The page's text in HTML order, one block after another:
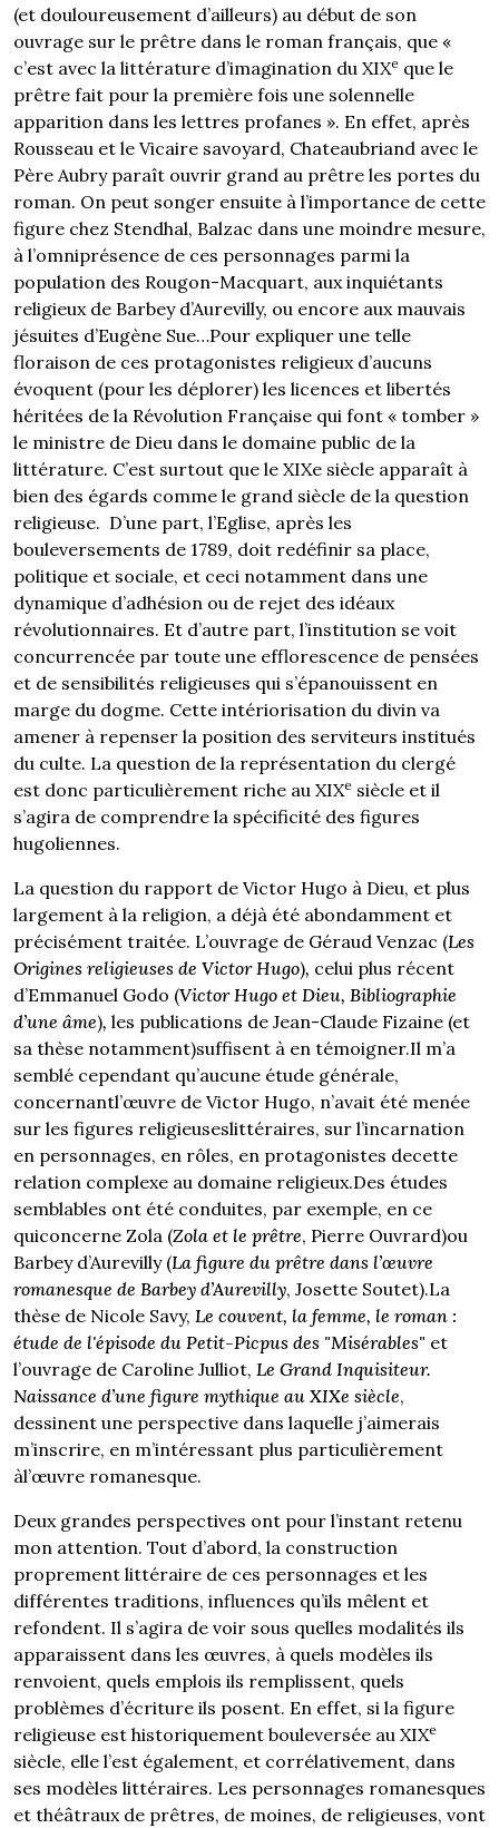
(et douloureusement d’ailleurs) au début de son
ouvrage sur le prêtre dans le roman français, que «
c’est avec la littérature d’imagination du XIXe que le
prêtre fait pour la première fois une solennelle
apparition dans les lettres profanes ». En effet, après
Rousseau et le Vicaire savoyard, Chateaubriand avec le
Père Aubry paraît ouvrir grand au prêtre les portes du
roman. On peut songer ensuite à l’importance de cette
figure chez Stendhal, Balzac dans une moindre mesure,
à l’omniprésence de ces personnages parmi la
population des Rougon-Macquart, aux inquiétants
religieux de Barbey d’Aurevilly, ou encore aux mauvais
jésuites d’Eugène Sue…Pour expliquer une telle
floraison de ces protagonistes religieux d’aucuns
évoquent (pour les déplorer) les licences et libertés
héritées de la Révolution Française qui font « tomber »
le ministre de Dieu dans le domaine public de la
littérature. C’est surtout que le XIXe siècle apparaît à
bien des égards comme le grand siècle de la question
religieuse. D’une part, l’Eglise, après les
bouleversements de 1789, doit redéfinir sa place,
politique et sociale, et ceci notamment dans une
dynamique d’adhésion ou de rejet des idéaux
révolutionnaires. Et d’autre part, l’institution se voit
concurrencée par toute une efflorescence de pensées
et de sensibilités religieuses qui s’épanouissent en
marge du dogme. Cette intériorisation du divin va
amener à repenser la position des serviteurs institués
du culte. La question de la représentation du clergé
est donc particulièrement riche au XIXe siècle et il
s’agira de comprendre la spécificité des figures
hugoliennes.
La question du rapport de Victor Hugo à Dieu, et plus
largement à la religion, a déjà été abondamment et
précisément traitée. L’ouvrage de Géraud Venzac (Les
Origines religieuses de Victor Hugo), celui plus récent
d’Emmanuel Godo (Victor Hugo et Dieu, Bibliographie
d’une âme), les publications de Jean-Claude Fizaine (et
sa thèse notamment)suffisent à en témoigner.Il m’a
semblé cependant qu’aucune étude générale,
concernantl’œuvre de Victor Hugo, n’avait été menée
sur les figures religieuseslittéraires, sur l’incarnation
en personnages, en rôles, en protagonistes decette
relation complexe au domaine religieux.Des études
semblables ont été conduites, par exemple, en ce
quiconcerne Zola (Zola et le prêtre, Pierre Ouvrard)ou
Barbey d’Aurevilly (La figure du prêtre dans l’œuvre
romanesque de Barbey d’Aurevilly, Josette Soutet).La
thèse de Nicole Savy, Le couvent, la femme, le roman :
étude de l'épisode du Petit-Picpus des "Misérables" et
l’ouvrage de Caroline Julliot, Le Grand Inquisiteur.
Naissance d’une figure mythique au XIXe siècle,
dessinent une perspective dans laquelle j’aimerais
m’inscrire, en m’intéressant plus particulièrement
àl’œuvre romanesque.
Deux grandes perspectives ont pour l’instant retenu
mon attention. Tout d’abord, la construction
proprement littéraire de ces personnages et les
différentes traditions, influences qu’ils mêlent et
refondent. Il s’agira de voir sous quelles modalités ils
apparaissent dans les œuvres, à quels modèles ils
renvoient, quels emplois ils remplissent, quels
problèmes d’écriture ils posent. En effet, si la figure
religieuse est historiquement bouleversée au XIXe
siècle, elle l’est également, et corrélativement, dans
ses modèles littéraires. Les personnages romanesques
et théâtraux de prêtres, de moines, de religieuses, vont